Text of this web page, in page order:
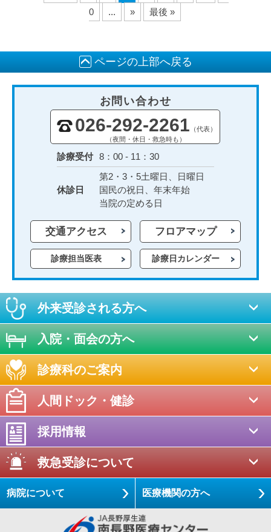
0
... » 最後 »
ページの上部へ戻る
お問い合わせ
026-292-2261
（代表）
（夜間・休日・救急時も）
診療受付 8：00 - 11：30
休診日
第2・3・5土曜日、日曜日
国民の祝日、年末年始
当院の定める日
交通アクセス フロアマップ
診療担当医表 診療日カレンダー
外来受診される方へ
入院・面会の方へ
診療科のご案内
人間ドック・健診
採用情報
救急受診について
病院について 医療機関の方へ